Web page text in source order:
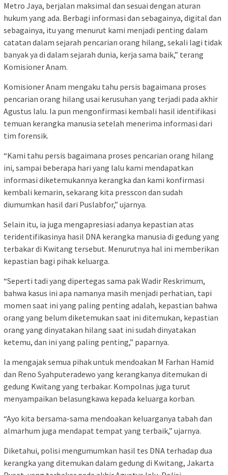
Metro Jaya, berjalan maksimal dan sesuai dengan aturan
hukum yang ada. Berbagi informasi dan sebagainya, digital dan
sebagainya, itu yang menurut kami menjadi penting dalam
catatan dalam sejarah pencarian orang hilang, sekali lagi tidak
banyak ya di dalam sejarah dunia, kerja sama baik,” terang
Komisioner Anam.
Komisioner Anam mengaku tahu persis bagaimana proses
pencarian orang hilang usai kerusuhan yang terjadi pada akhir
Agustus lalu. Ia pun mengonfirmasi kembali hasil identifikasi
temuan kerangka manusia setelah menerima informasi dari
tim forensik.
“Kami tahu persis bagaimana proses pencarian orang hilang
ini, sampai beberapa hari yang lalu kami mendapatkan
informasi diketemukannya kerangka dan kami konfirmasi
kembali kemarin, sekarang kita presscon dan sudah
diumumkan hasil dari Puslabfor,” ujarnya.
Selain itu, ia juga mengapresiasi adanya kepastian atas
teridentifikasinya hasil DNA kerangka manusia di gedung yang
terbakar di Kwitang tersebut. Menurutnya hal ini memberikan
kepastian bagi pihak keluarga.
“Seperti tadi yang dipertegas sama pak Wadir Reskrimum,
bahwa kasus ini apa namanya masih menjadi perhatian, tapi
momen saat ini yang paling penting adalah, kepastian bahwa
orang yang belum diketemukan saat ini ditemukan, kepastian
orang yang dinyatakan hilang saat ini sudah dinyatakan
ketemu, dan ini yang paling penting,” paparnya.
Ia mengajak semua pihak untuk mendoakan M Farhan Hamid
dan Reno Syahputeradewo yang kerangkanya ditemukan di
gedung Kwitang yang terbakar. Kompolnas juga turut
menyampaikan belasungkawa kepada keluarga korban.
“Ayo kita bersama-sama mendoakan keluarganya tabah dan
almarhum juga mendapat tempat yang terbaik,” ujarnya.
Diketahui, polisi mengumumkan hasil tes DNA terhadap dua
kerangka yang ditemukan dalam gedung di Kwitang, Jakarta